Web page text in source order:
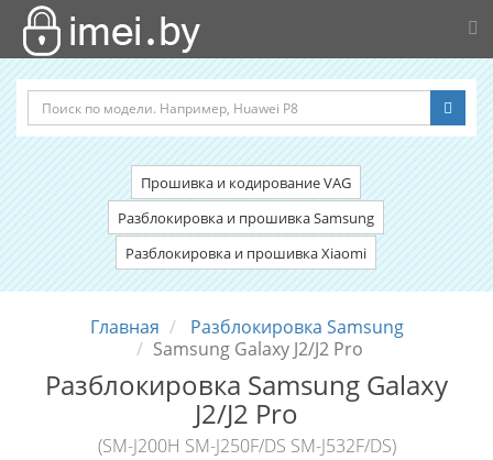
Прошивка и кодирование VAG
Разблокировка и прошивка Samsung
Разблокировка и прошивка Xiaomi
Главная
Разблокировка Samsung
Samsung Galaxy J2/J2 Pro
Разблокировка Samsung Galaxy
J2/J2 Pro
(SM-J200H SM-J250F/DS SM-J532F/DS)